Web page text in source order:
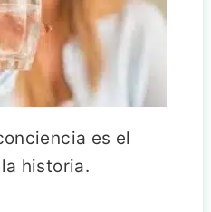
es el
historia.